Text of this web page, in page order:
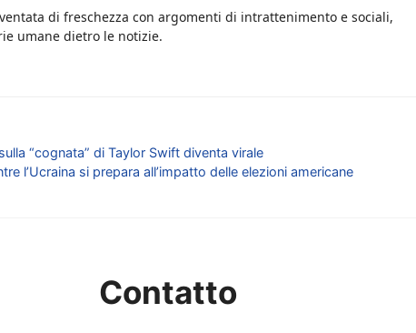
di freschezza con argomenti di intrattenimento e sociali,
umane dietro le notizie.
“cognata” di Taylor Swift diventa virale
l’Ucraina si prepara all’impatto delle elezioni americane
Contatto